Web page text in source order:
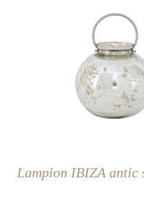
Lampion IBIZA antic